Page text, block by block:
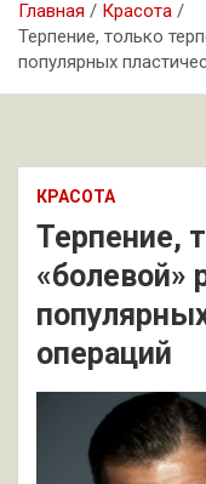
Главная
Красота
Терпение, только
популярных
КРАСОТА
Терпение,
«болевой»
операций